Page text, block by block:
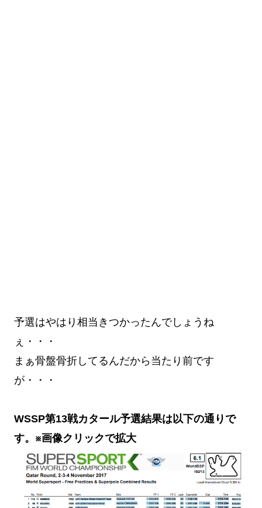
予選はやはり相当きつかったんでしょうね
ぇ・・・
まぁ骨盤骨折してるんだから当たり前です
が・・・
WSSP第13戦カタール予選結果は以下の通りで
す。※画像クリックで拡大